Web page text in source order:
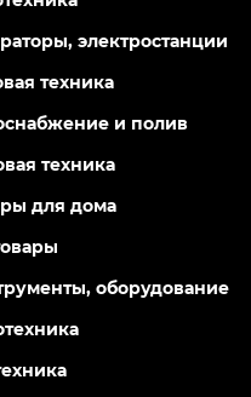
электростанции
техника
и полив
техника
для дома
оборудование